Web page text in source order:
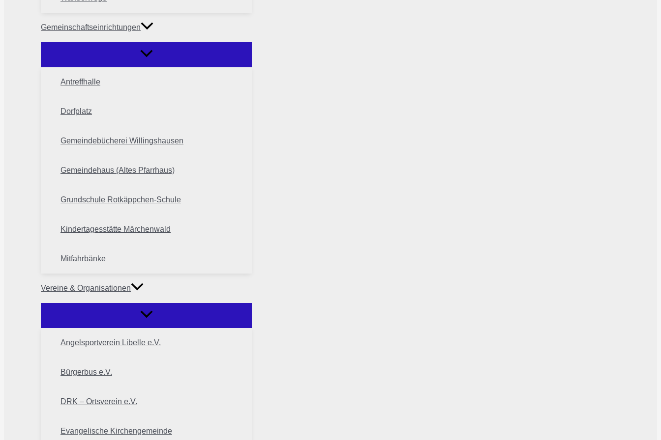
Gemeinschaftseinrichtungen
Antreffhalle
Dorfplatz
Gemeindebücherei Willingshausen
Gemeindehaus (Altes Pfarrhaus)
Grundschule Rotkäppchen-Schule
Kindertagesstätte Märchenwald
Mitfahrbänke
Vereine & Organisationen
Angelsportverein Libelle e.V.
Bürgerbus e.V.
DRK – Ortsverein e.V.
Evangelische Kirchengemeinde